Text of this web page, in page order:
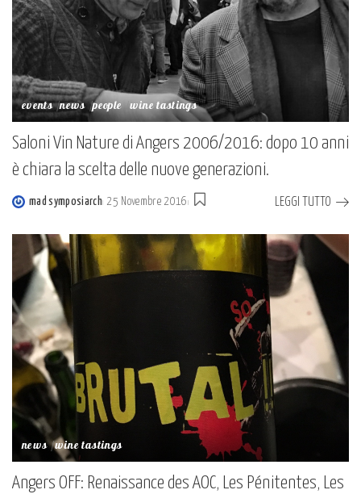
events news people wine tastings
Saloni Vin Nature di Angers 2006/2016: dopo 10 anni
è chiara la scelta delle nuove generazioni.
Posted
mad symposiarch 25 Novembre 2016 LEGGI TUTTO
news wine tastings
Angers OFF: Renaissance des AOC, Les Pénitentes, Les